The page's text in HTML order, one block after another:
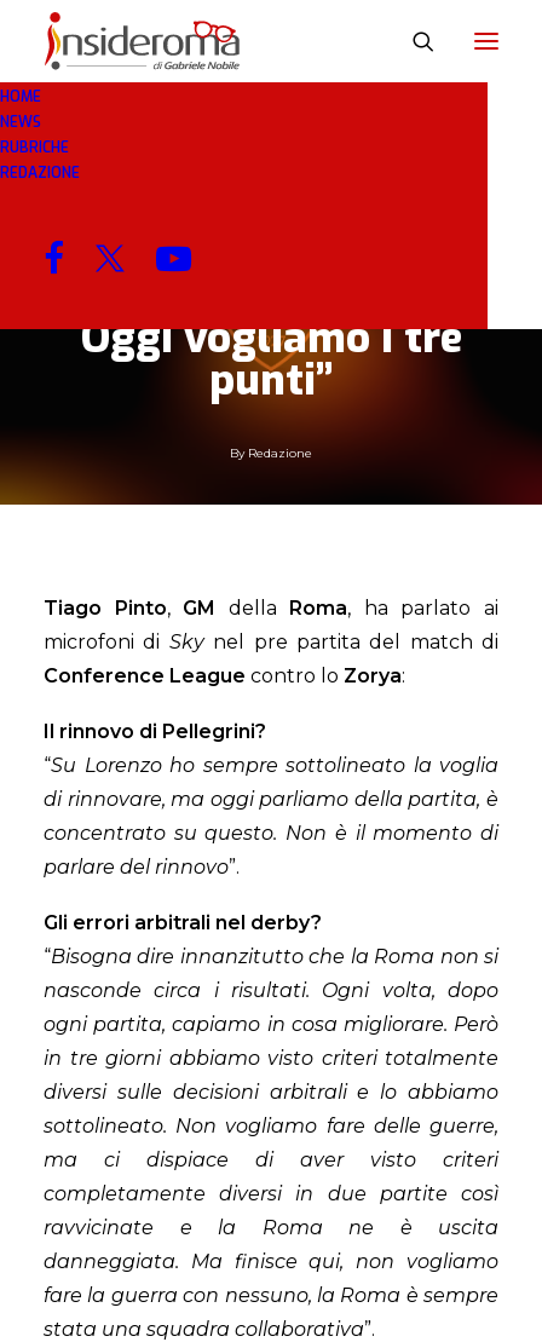
HOME
NEWS
RUBRICHE
REDAZIONE
30 SET 2021
ambiziosi ma abbiamo
Oggi vogliamo i tre
punti”
By Redazione
Tiago Pinto, GM della Roma, ha parlato ai
microfoni di Skynel pre partita del match di
Conference League contro lo Zorya:
Il rinnovo di Pellegrini?
“Su Lorenzo ho sempre sottolineato la voglia
di rinnovare, ma oggi parliamo della partita, è
concentrato su questo. Non è il momento di
parlare del rinnovo”.
Gli errori arbitrali nel derby?
“Bisogna dire innanzitutto che la Roma non si
nasconde circa i risultati. Ogni volta, dopo
ogni partita, capiamo in cosa migliorare. Però
in tre giorni abbiamo visto criteri totalmente
diversi sulle decisioni arbitrali e lo abbiamo
sottolineato. Non vogliamo fare delle guerre,
ma ci dispiace di aver visto criteri
completamente diversi in due partite così
ravvicinate e la Roma ne è uscita
danneggiata. Ma finisce qui, non vogliamo
fare la guerra con nessuno, la Roma è sempre
stata una squadra collaborativa”.